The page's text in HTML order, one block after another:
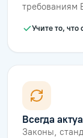
Учите то, что
Всегда
Законы,